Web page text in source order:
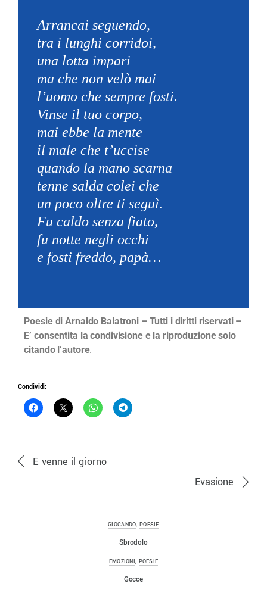
Arrancai seguendo,
tra i lunghi corridoi,
una lotta impari
ma che non velò mai
l’uomo che sempre fosti.
Vinse il tuo corpo,
mai ebbe la mente
il male che t’uccise
quando la mano scarna
tenne salda colei che
un poco oltre ti seguì.
Fu caldo senza fiato,
fu notte negli occhi
e fosti freddo, papà…
Poesie di Arnaldo Balatroni – Tutti i diritti riservati –
E’ consentita la condivisione e la riproduzione solo
citando l’autore.
Condividi:
E venne il giorno
Evasione
GIOCANDO,POESIE
Sbrodolo
EMOZIONI, POESIE
Gocce